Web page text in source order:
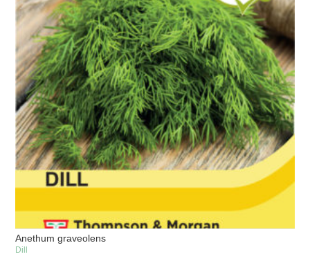
Anethum graveolens
Dill